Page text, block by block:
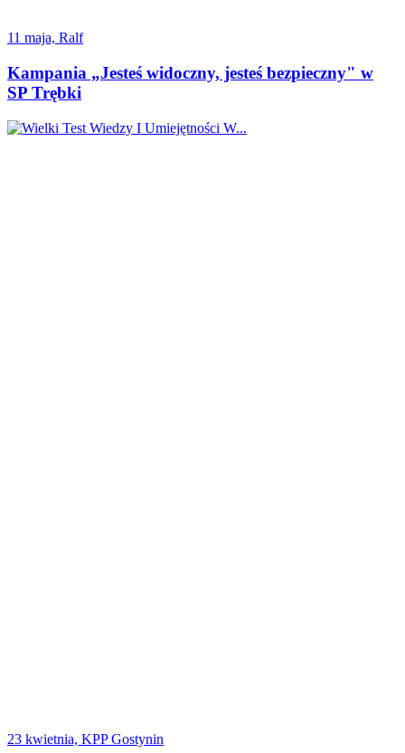
11 maja, Ralf
Kampania „Jesteś widoczny, jesteś bezpieczny" w
SP Trębki
23 kwietnia, KPP Gostynin